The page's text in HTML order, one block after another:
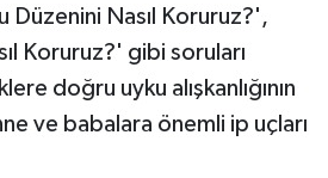
Düzenini Nasıl Koruruz?',
Koruruz?' gibi soruları
doğru uyku alışkanlığının
ve babalara önemli ip uçları